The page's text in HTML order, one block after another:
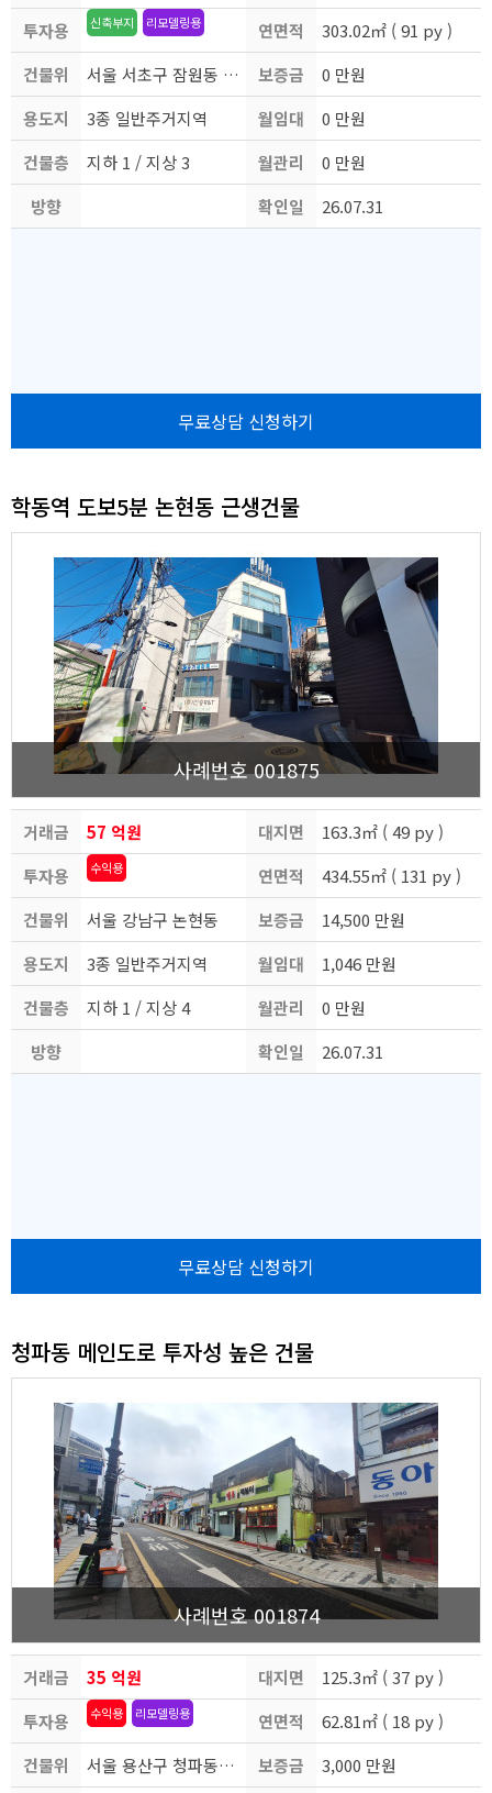
액
투자용
도
신축부지 리모델링용
건물위
치
서울 서초구 잠원동 (논현역도보2분)
용도지
역
3종 일반주거지역
건물층
수
지하 1 / 지상 3
방향
적
연면적
303.02㎡ ( 91 py )
보증금
0 만원
월임대
료
0 만원
월관리
비
0 만원
확인일
26.07.31
무료상담 신청하기
학동역 도보5분 논현동 근생건물
사례번호 001875
거래금
액
57 억원
투자용
도
수익용
건물위
치
서울 강남구 논현동
용도지
역
3종 일반주거지역
건물층
수
지하 1 / 지상 4
방향
대지면
적
163.3㎡ ( 49 py )
연면적
434.55㎡ ( 131 py )
보증금
14,500 만원
월임대
료
1,046 만원
월관리
비
0 만원
확인일
26.07.31
무료상담 신청하기
청파동 메인도로 투자성 높은 건물
사례번호 001874
거래금
액
35 억원
투자용
도
수익용 리모델링용
건물위 서울 용산구 청파동3가
대지면
적
125.3㎡ ( 37 py )
연면적
62.81㎡ ( 18 py )
보증금
3,000 만원